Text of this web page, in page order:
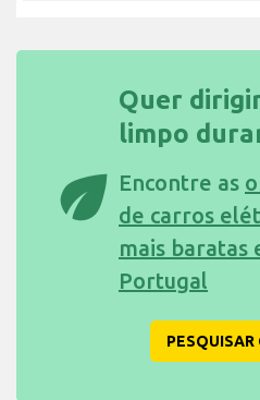
eco
Quer
limpo
Encontre as
de carros
mais baratas
Portugal
PESQUISAR